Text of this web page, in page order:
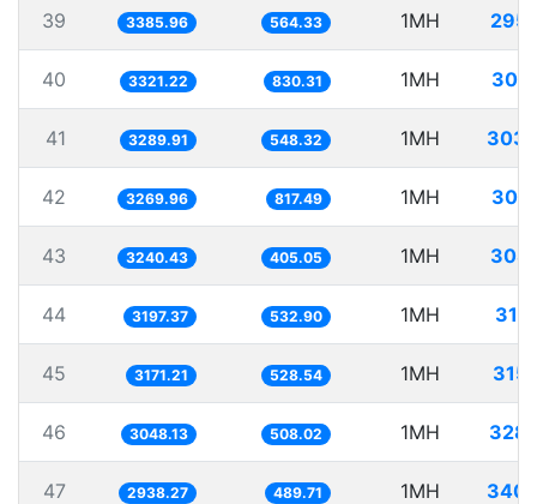
39 3385.96 564.33 1MH
40 3321.22 830.31 1MH
41 3289.91 548.32 1MH
42 3269.96 817.49 1MH
43 3240.43 405.05 1MH
44 3197.37 532.90 1MH
45 3171.21 528.54 1MH
46 3048.13 508.02 1MH
47 2938.27 489.71 1MH